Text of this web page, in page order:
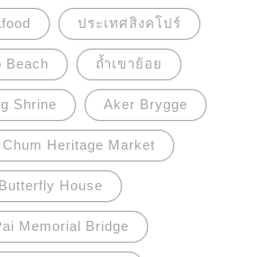
งมิวนิคอีกด้วย ด้วยเหตุนี้จัตุรัส
นอีกหนึ่งสถานที่ท่องเที่ยวยอดนิยม
ประเทศสิงคโปร์
Beach ถ้ำเขาย้อย
Shrine Aker Brygge
Heritage Market
Butterfly House
Memorial Bridge